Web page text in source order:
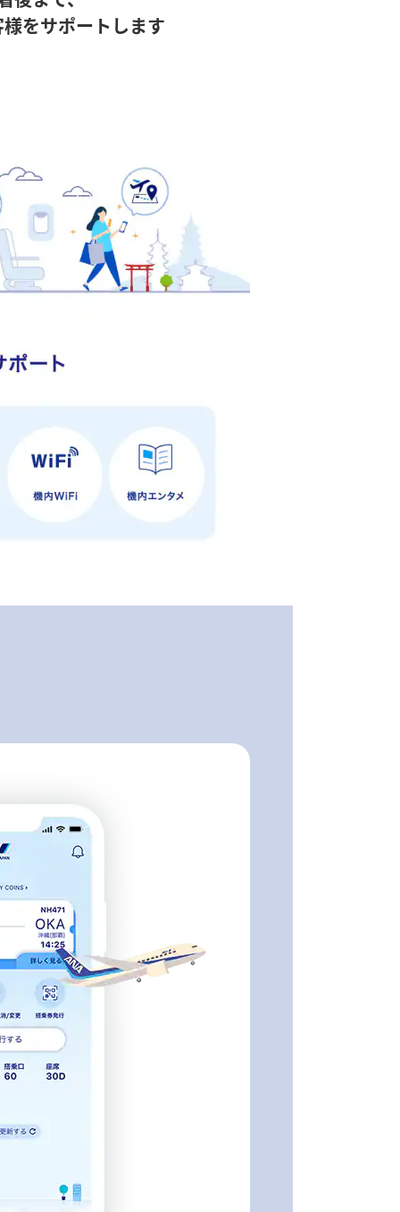
をサポートします